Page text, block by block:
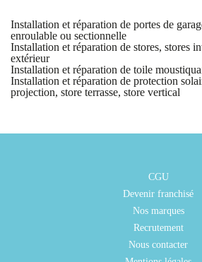
Installation et réparation de portes de
enroulable ou sectionnelle
Installation et réparation de stores, stores
extérieur
Installation et réparation de toile
Installation et réparation de protection
projection, store terrasse, store vertical
CGU
Devenir franchisé
Nos marques
Recrutement
Nous contacter